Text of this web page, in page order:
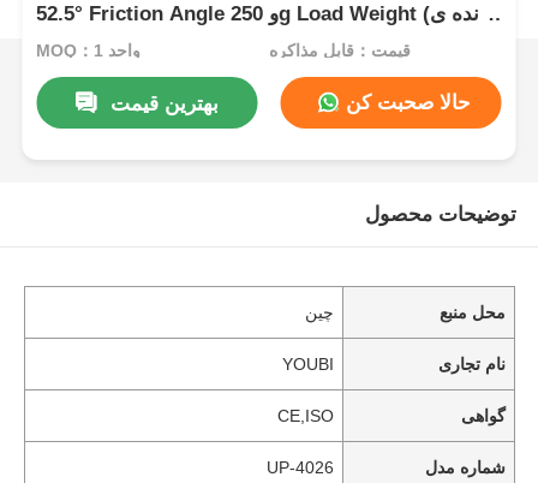
52.5° Friction Angle و 250g Load Weight (برنده ی
MOQ：1 واحد قیمت：قابل مذاکره
بهترین قیمت حالا صحبت کن
توضیحات محصول
محل منبع چین
نام تجاری YOUBI
گواهی CE,ISO
شماره مدل UP-4026